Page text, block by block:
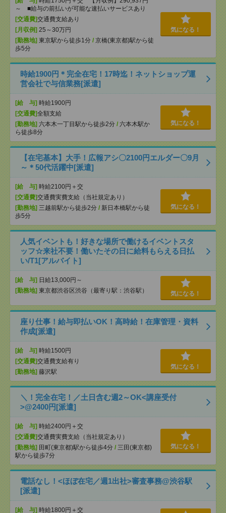
～ ■給与の前払いが可能な速払いサービスあり
[交通費]交通費支給あり
[月収例] 25～30万円
[勤務地] 東京駅から徒歩1分 / 京橋(東京都)駅から徒
歩5分
気になる！
時給1900円＊完全在宅！17時迄！ネットショップ運
営会社で与信業務[派遣]
[給 与] 時給1900円
[交通費]全額支給
[勤務地] 六本木一丁目駅から徒歩2分 / 六本木駅か
ら徒歩8分
気になる！
【在宅基本】大手！広報アシ〇2100円エルダー〇9月
～＊50代活躍中[派遣]
[給 与] 時給2100円＋交
[交通費]交通費実費支給（当社規定あり）
[勤務地] 三越前駅から徒歩2分 / 新日本橋駅から徒
歩5分
気になる！
人気イベントも！好きな場所で働けるイベントスタ
ッフ☆来社不要！働いたその日に給料もらえる日払
い/T1[アルバイト]
[給 与] 日給13,000円～
[勤務地] 東京都渋谷区渋谷（最寄り駅：渋谷駅） 気になる！
座り仕事！給与即払いOK！高時給！在庫管理・資料
作成[派遣]
[給 与] 時給1500円
[交通費]交通費支給有り
[勤務地] 藤沢駅
気になる！
＼！完全在宅！／土日含む週2～OK<講座受付
>@2400円[派遣]
[給 与] 時給2400円＋交
[交通費]交通費実費支給（当社規定あり）
[勤務地] 田町(東京都)駅から徒歩4分 / 三田(東京都)
駅から徒歩7分
気になる！
電話なし！<ほぼ在宅／週1出社>審査事務@渋谷駅
[派遣]
[給 与] 時給1800円＋交